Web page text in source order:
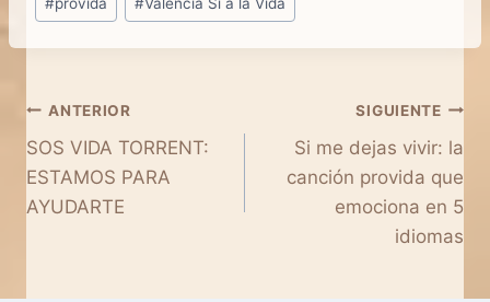
Navegación
de
entradas
ANTERIOR
SOS VIDA TORRENT:
ESTAMOS PARA
AYUDARTE
SIGUIENTE
Si me dejas vivir: la
canción provida que
emociona en 5
idiomas